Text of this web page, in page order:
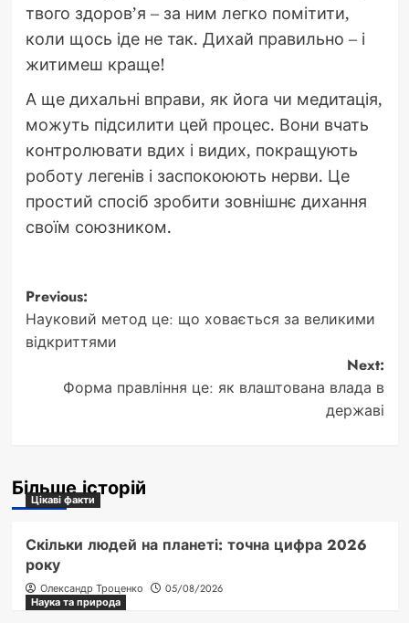
твого здоров’я – за ним легко помітити,
коли щось іде не так. Дихай правильно – і
житимеш краще!
А ще дихальні вправи, як йога чи медитація,
можуть підсилити цей процес. Вони вчать
контролювати вдих і видих, покращують
роботу легенів і заспокоюють нерви. Це
простий спосіб зробити зовнішнє дихання
своїм союзником.
Post
navigation
Previous:
Науковий метод це: що ховається за великими
відкриттями
Next:
Форма правління це: як влаштована влада в
державі
Більше історій
Цікаві факти
Скільки людей на планеті: точна цифра 2026
року
Олександр Троценко
05/08/2026
Наука та природа